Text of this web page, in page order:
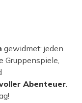
gewidmet: jeden
Gruppenspiele,
Abenteuer